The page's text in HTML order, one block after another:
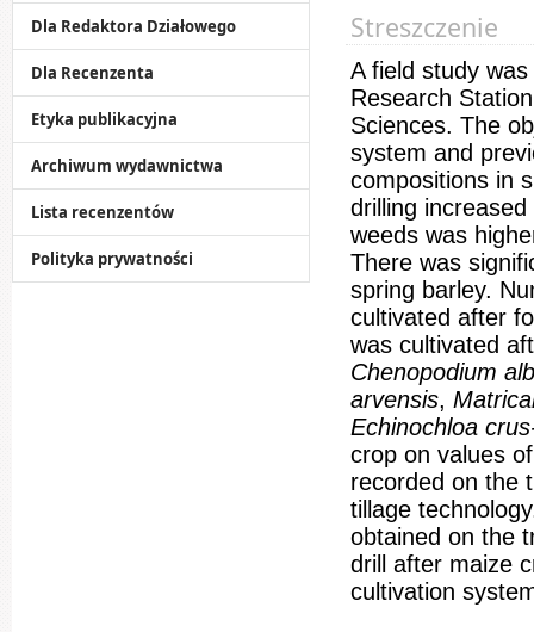
Dla Redaktora Działowego
Dla Recenzenta
Etyka publikacyjna
Archiwum wydawnictwa
Lista recenzentów
Polityka prywatności
Streszczenie
A field study
Research
Sciences. The
system and
compositions in
drilling
weeds was
There was
spring barley.
cultivated after
was cultivated
Chenopodium
arvensis,
Echinochloa
crop on values
recorded on the
tillage
obtained on the
drill after maize
cultivation